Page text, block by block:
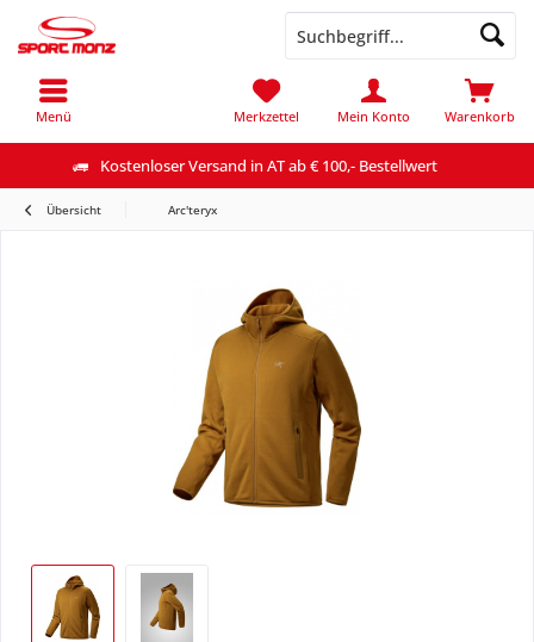
Kostenloser Versand in AT ab € 100,- Bestellwert
Menü Warenkorb
Merkzettel Mein Konto
Übersicht Arc'teryx